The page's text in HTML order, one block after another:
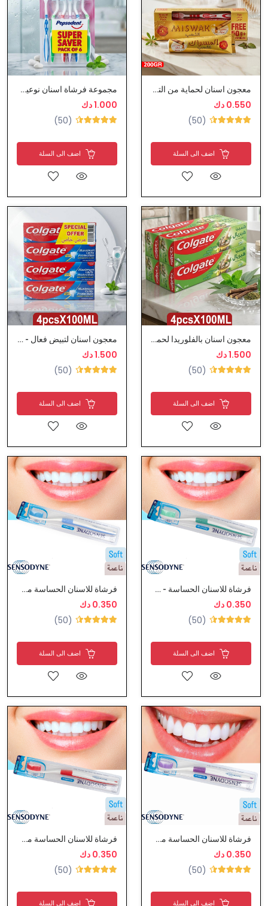
معجون اسنان لحماية من التسوس مع فرشاة اسنان - دابر
0.550 دك
(50)
اضف الى السلة
مجموعة فرشاة اسنان نوعية ممتازة - بيببسودينت
1.000 دك
(50)
اضف الى السلة
معجون اسنان بالفلوريدا لحماية اللثة - كولاجيت
1.500 دك
(50)
اضف الى السلة
معجون اسنان لتبيض فعال - كولاجيت
1.500 دك
(50)
اضف الى السلة
فرشاة للاسنان الحساسة - سنسوداين
0.350 دك
(50)
اضف الى السلة
فرشاة للاسنان الحساسة من سنسوداين
0.350 دك
(50)
اضف الى السلة
فرشاة للاسنان الحساسة من سنسوداين
0.350 دك
(50)
اضف الى السلة
فرشاة للاسنان الحساسة من سنسوداين
0.350 دك
(50)
اضف الى السلة